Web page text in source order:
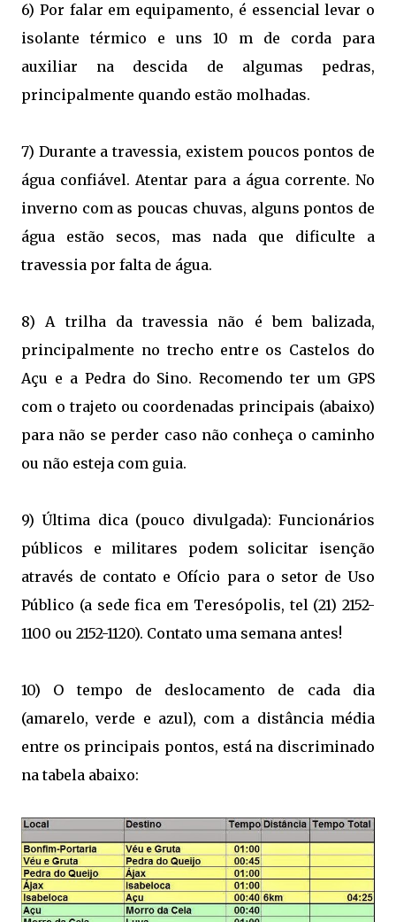
6) Por falar em equipamento, é essencial levar o
isolante térmico e uns 10 m de corda para
auxiliar na descida de algumas pedras,
principalmente quando estão molhadas.
7) Durante a travessia, existem poucos pontos de
água confiável. Atentar para a água corrente. No
inverno com as poucas chuvas, alguns pontos de
água estão secos, mas nada que dificulte a
travessia por falta de água.
8) A trilha da travessia não é bem balizada,
principalmente no trecho entre os Castelos do
Açu e a Pedra do Sino. Recomendo ter um GPS
com o trajeto ou coordenadas principais (abaixo)
para não se perder caso não conheça o caminho
ou não esteja com guia.
9) Última dica (pouco divulgada): Funcionários
públicos e militares podem solicitar isenção
através de contato e Ofício para o setor de Uso
Público (a sede fica em Teresópolis, tel (21) 2152-
1100 ou 2152-1120). Contato uma semana antes!
10) O tempo de deslocamento de cada dia
(amarelo, verde e azul), com a distância média
entre os principais pontos, está na discriminado
na tabela abaixo: